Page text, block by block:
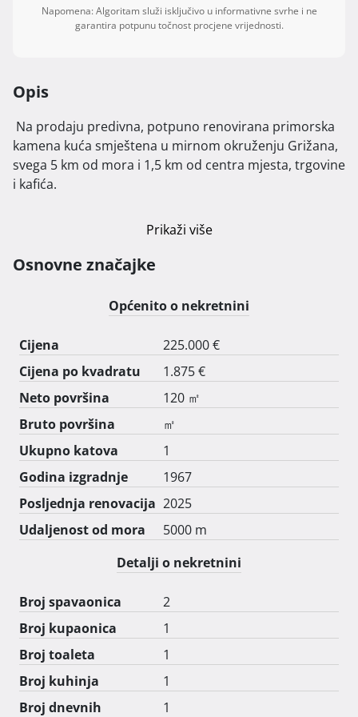
Napomena: Algoritam služi isključivo u informativne svrhe i ne
garantira potpunu točnost procjene vrijednosti.
Opis
kamena kuća smještena u mirnom okruženju Grižana,
svega 5 km od mora i 1,5 km od centra mjesta, trgovine
i kafića.
Lokacija: Zadnja kuća u ulici s vikendicama, okružena
šumom s tri strane – idealno za mir i privatnost
Karakteristike kuće:
Ove godine potpuno renovirana
Sastoji se od hodnika, dnevnog boravka, kuhinje i
blagavone, wc-a, a na katu hodnik i dvije velike sobe.
Na katu je hrastov parket
Nove instalacije u kupaonici i novi sanitarni elementi
Nova kuhinja s potpuno novim aparatima
i namjestaj u dnevnom boravku kao i tv
Nova stolarija na kući.
Klima uređaji u dnevnoj sobi i svakoj spavaćoj sobi
(ukupno 3),Klime su nove
U kuci je proveden opticki kabel za internet.
Prikaži više
Osnovne značajke
Općenito o nekretnini
Cijena
225.000 €
Cijena po kvadratu
1.875 €
Neto površina
120 ㎡
Bruto površina
㎡
Ukupno katova
1
Godina izgradnje
1967
Posljednja renovacija 2025
Udaljenost od mora
5000 m
Detalji o nekretnini
Broj spavaonica
2
Broj kupaonica
1
Broj toaleta
1
Broj kuhinja
1
Broj dnevnih
1